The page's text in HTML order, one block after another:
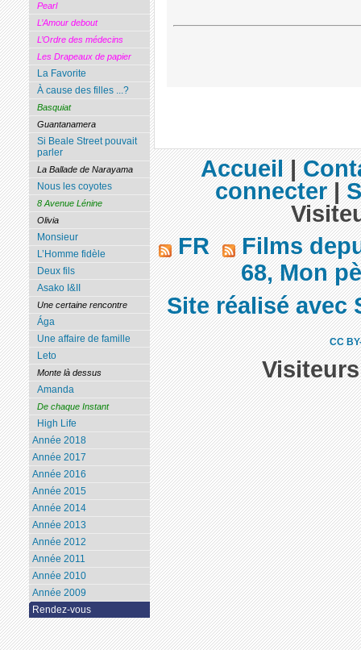
Pearl
L’Amour debout
L’Ordre des médecins
Les Drapeaux de papier
La Favorite
À cause des filles ...?
Basquiat
Guantanamera
Si Beale Street pouvait
parler
La Ballade de Narayama
Nous les coyotes
8 Avenue Lénine
Olivia
Monsieur
L’Homme fidèle
Deux fils
Asako I&II
Une certaine rencontre
Ága
Une affaire de famille
Leto
Monte là dessus
Amanda
De chaque Instant
High Life
Année 2018
Année 2017
Année 2016
Année 2015
Année 2014
Année 2013
Année 2012
Année 2011
Année 2010
Année 2009
Rendez-vous
Accueil|
connecter|
FR
Films
68, Mon
Site réalisé avec
CC